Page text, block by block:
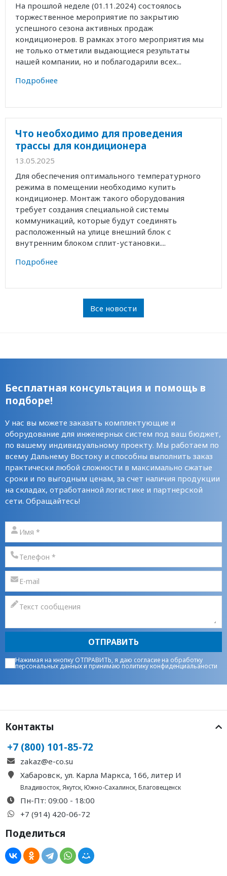
На прошлой неделе (01.11.2024) состоялось
торжественное мероприятие по закрытию
успешного сезона активных продаж
кондиционеров. В рамках этого мероприятия мы
не только отметили выдающиеся результаты
нашей компании, но и поблагодарили всех...
Подробнее
Что необходимо для проведения
трассы для кондиционера
13.05.2025
Для обеспечения оптимального температурного
режима в помещении необходимо купить
кондиционер. Монтаж такого оборудования
требует создания специальной системы
коммуникаций, которые будут соединять
расположенный на улице внешний блок с
внутренним блоком сплит-установки....
Подробнее
Все новости
Бесплатная консультация и помощь в
подборе!
У нас вы можете заказать комплектующие и
оборудование для инженерных систем под ваш бюджет,
по вашему индивидуальному проекту. Мы работаем по
всему Дальнему Востоку и способны выполнить заказ
практически любой сложности в максимально сжатые
сроки и по выгодным ценам, за счет наличия продукции
на складах, отработанной логистике и партнерской
сети. Обращайтесь!
ОТПРАВИТЬ
Нажимая на кнопку ОТПРАВИТЬ, я даю согласие на обработку
персональных данныхи принимаюполитику конфиденциальаности
Контакты
+7 (800) 101-85-72
zakaz@e-co.su
Хабаровск, ул. Карла Маркса, 166, литер И
Владивосток,Якутск,Южно-Сахалинск,Благовещенск
Пн-Пт: 09:00 - 18:00
+7 (914) 420-06-72
Поделиться